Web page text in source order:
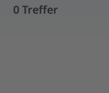
0 Treffer